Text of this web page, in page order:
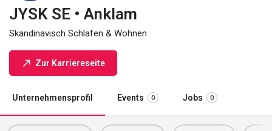
JYSK SE • Anklam
Skandinavisch Schlafen & Wohnen
Zur Karriereseite
Unternehmensprofil Events 0 Jobs 0